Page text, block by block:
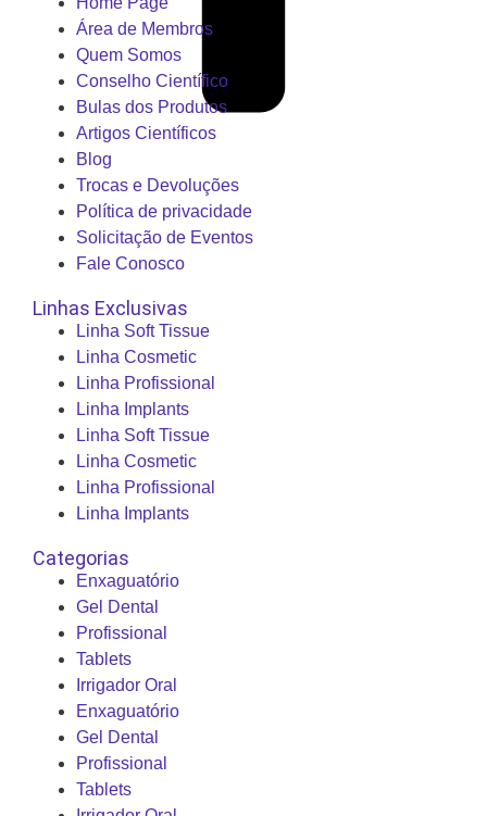
Área de Membros
Quem Somos
Conselho Científico
Bulas dos Produtos
Artigos Científicos
Blog
Trocas e Devoluções
Política de privacidade
Solicitação de Eventos
Fale Conosco
Linhas Exclusivas
Linha Soft Tissue
Linha Cosmetic
Linha Profissional
Linha Implants
Linha Soft Tissue
Linha Cosmetic
Linha Profissional
Linha Implants
Categorias
Enxaguatório
Gel Dental
Profissional
Tablets
Irrigador Oral
Enxaguatório
Gel Dental
Profissional
Tablets